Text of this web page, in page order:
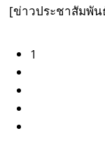
[ข่าวประชาสัมพัน
1